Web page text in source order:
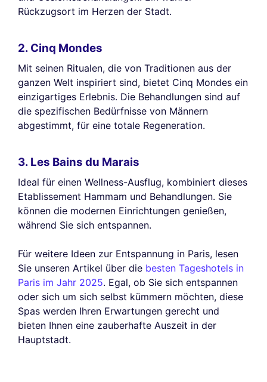
Rückzugsort im Herzen der Stadt.
2. Cinq Mondes
Mit seinen Ritualen, die von Traditionen aus der
ganzen Welt inspiriert sind, bietet Cinq Mondes ein
einzigartiges Erlebnis. Die Behandlungen sind auf
die spezifischen Bedürfnisse von Männern
abgestimmt, für eine totale Regeneration.
3. Les Bains du Marais
Ideal für einen Wellness-Ausflug, kombiniert dieses
Etablissement Hammam und Behandlungen. Sie
können die modernen Einrichtungen genießen,
während Sie sich entspannen.
Für weitere Ideen zur Entspannung in Paris, lesen
Sie unseren Artikel über die besten Tageshotels in
Paris im Jahr 2025. Egal, ob Sie sich entspannen
oder sich um sich selbst kümmern möchten, diese
Spas werden Ihren Erwartungen gerecht und
bieten Ihnen eine zauberhafte Auszeit in der
Hauptstadt.